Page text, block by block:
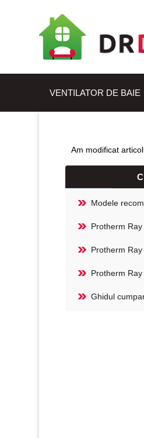
VENTILATOR DE BAIE
Am modificat
Modele
Protherm Ray
Protherm Ray
Protherm Ray
Ghidul